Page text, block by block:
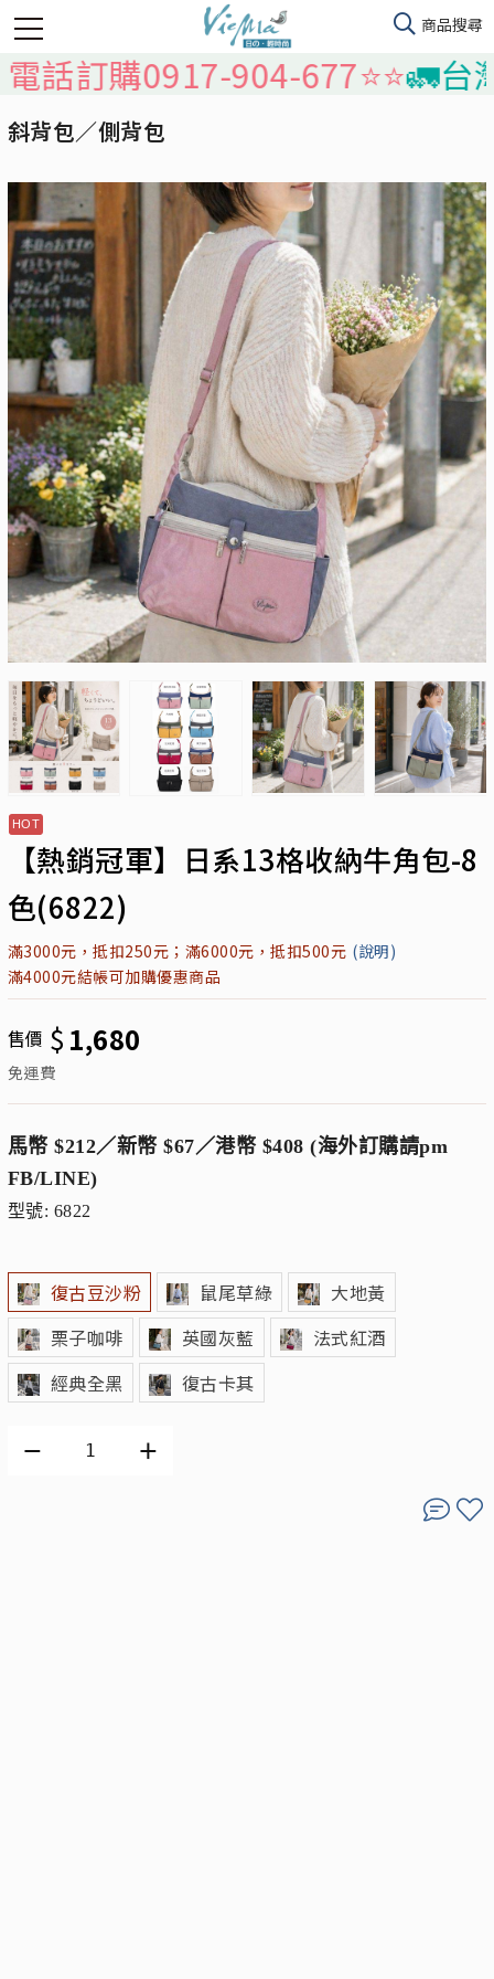
購0917-904-677⭐️⭐️🚛台灣本島
斜背包／側背包
【熱銷冠軍】日系13格收納牛角包-8
色(6822)
滿3000元，抵扣250元；滿6000元，抵扣500元 (說明)
滿4000元結帳可加購優惠商品
售價 $ 1,680
免運費
馬幣 $212／新幣 $67／港幣 $408 (海外訂購請pm
FB/LINE)
型號: 6822
復古豆沙粉 鼠尾草綠
大地黃
栗子咖啡
英國灰藍
法式紅酒
經典全黑
復古卡其